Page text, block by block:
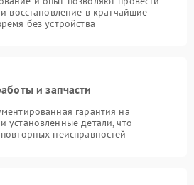
восстановление в кратчайшие
без устройства
и запчасти
гарантия на
установленные детали, что
неисправностей